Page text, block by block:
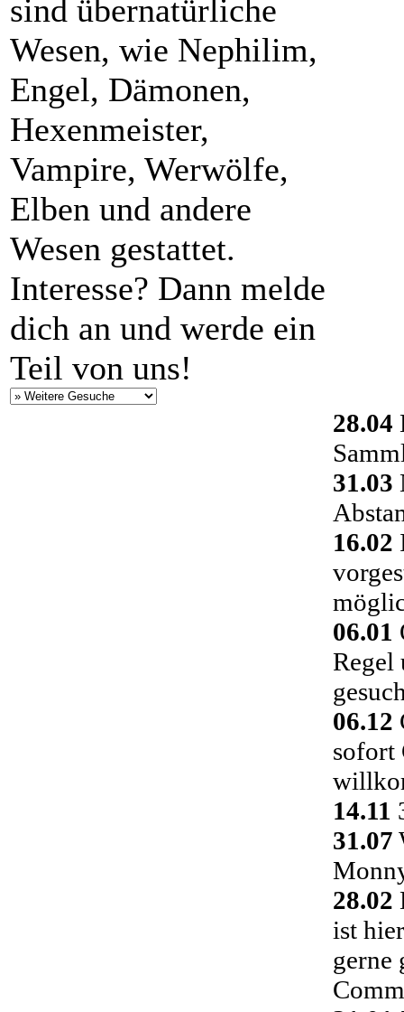
sind übernatürliche
Wesen, wie Nephilim,
Engel, Dämonen,
Hexenmeister,
Vampire, Werwölfe,
Elben und andere
Wesen gestattet.
Interesse? Dann melde
dich an und werde ein
Teil von uns!
28.04
31.03
16.02
06.01
Regel
06.12
sofort
14.11
31.07
28.02
ist
gerne